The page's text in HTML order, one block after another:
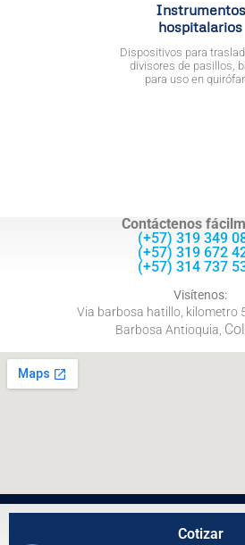
Instrumentos
hospitalarios
Dispositivos para
divisores de pasillos,
para uso en
Cotizar
Contáctenos
(+57) 319 349
(+57) 319 672
(+57) 314 737
Visítenos:
Via barbosa hatillo, kilometro
Barbosa Antioquia,